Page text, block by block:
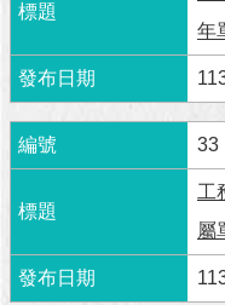
與
區
臺
北
旅
網
政
府
年
33
工
屬